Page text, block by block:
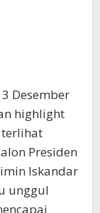
Desember
highlight
Presiden
Iskandar
unggul